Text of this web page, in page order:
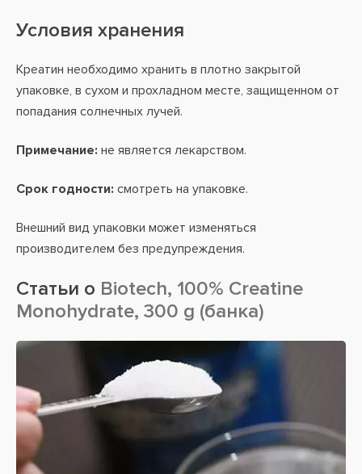
Условия хранения
Креатин необходимо хранить в плотно закрытой
упаковке, в сухом и прохладном месте, защищенном от
попадания солнечных лучей.
Примечание: не является лекарством.
Срок годности: смотреть на упаковке.
Внешний вид упаковки может изменяться
производителем без предупреждения.
Статьи о Biotech, 100% Creatine
Monohydrate, 300 g (банка)